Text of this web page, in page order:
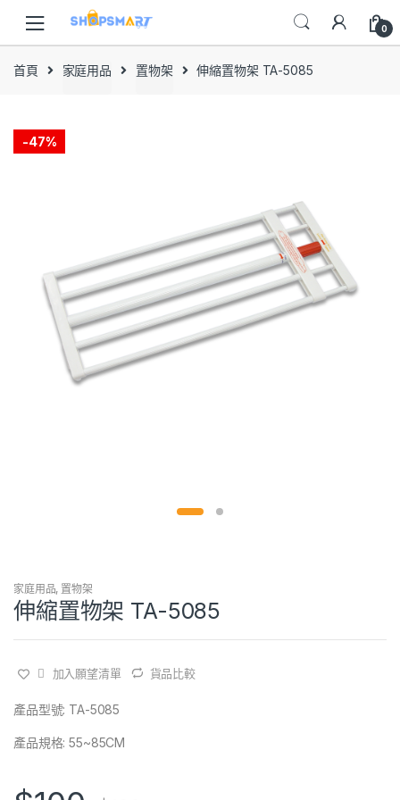
navigation
content
0
首頁 家庭用品 置物架 伸縮置物架 TA-5085
-47%
家庭用品, 置物架
伸縮置物架 TA-5085
加入願望清單 貨品比較
產品型號: TA-5085
產品規格: 55~85CM